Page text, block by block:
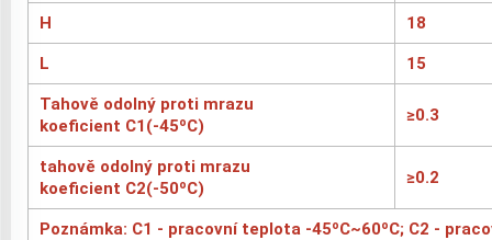
H 18
L 15
Tahově odolný proti mrazu
koeficient C1(-45ºC)
≥0.3
tahově odolný proti mrazu
koeficient C2(-50ºC)
≥0.2
Poznámka: C1 - pracovní teplota -45ºC~60ºC; C2 -